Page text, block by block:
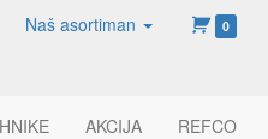
Naš asortiman 0
AKCIJA REFCO